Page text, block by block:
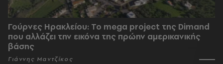
Γούρνες Ηρακλείου: To mega project της Dimand
που αλλάζει την εικόνα της πρώην αμερικανικής
βάσης
Γιάννης Μαντζίκος